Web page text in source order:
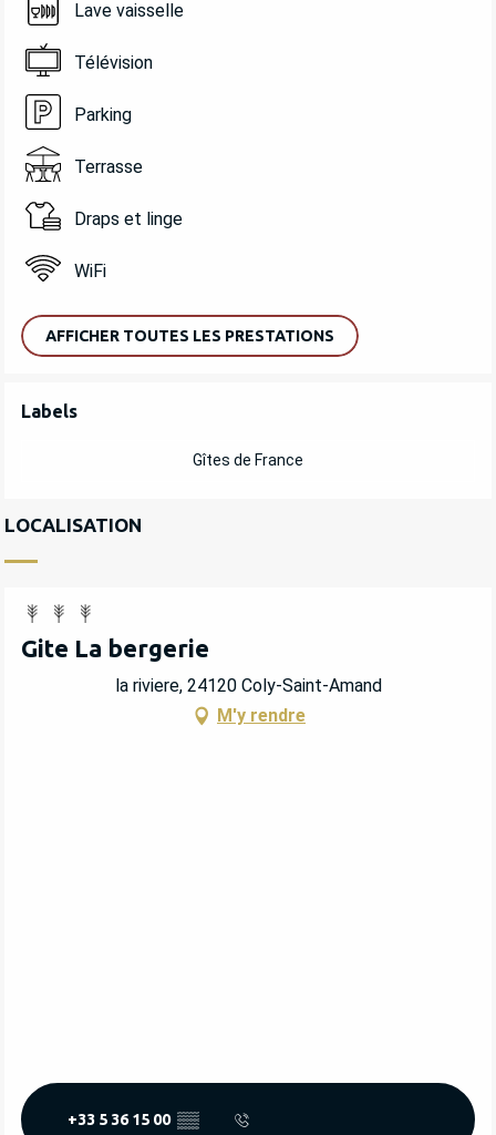
Lave vaisselle
Télévision
Parking
Terrasse
Draps et linge
WiFi
AFFICHER TOUTES LES PRESTATIONS
OFFRES DE PRESTATIONS
Labels
Labels
Gîtes de France
LOCALISATION
Gite La bergerie
la riviere, 24120 Coly-Saint-Amand
M'y rendre
+33 5 36 15 00 ▒▒